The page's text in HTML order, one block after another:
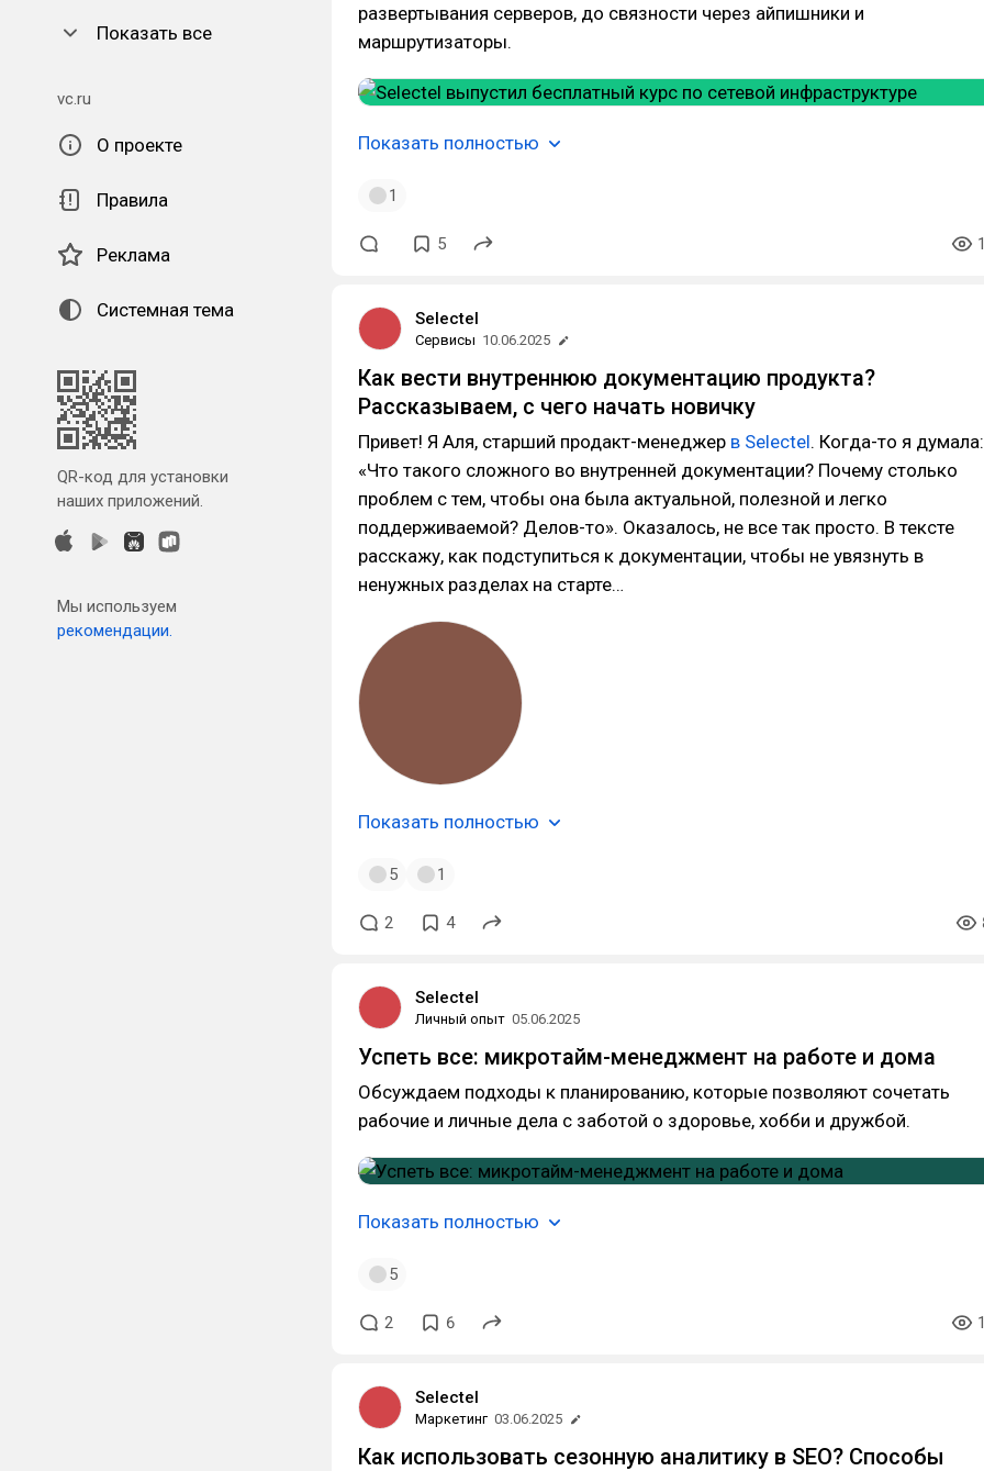
Показать все
vc.ru
О проекте
Правила
Реклама
Системная тема
QR-код для установки
наших приложений.
Мы используем
рекомендации.
развертывания серверов, до связности через айпишники и
маршрутизаторы.
Показать полностью
1
5
Selectel
Сервисы 10.06.2025
Как вести внутреннюю документацию продукта?
Рассказываем, с чего начать новичку
Привет! Я Аля, старший продакт-менеджер в Selectel. Когда-то я думала:
«Что такого сложного во внутренней документации? Почему столько
проблем с тем, чтобы она была актуальной, полезной и легко
поддерживаемой? Делов-то». Оказалось, не все так просто. В тексте
расскажу, как подступиться к документации, чтобы не увязнуть в
ненужных разделах на старте…
Показать полностью
5 1
2 4
Selectel
Личный опыт 05.06.2025
Успеть все: микротайм-менеджмент на работе и дома
Обсуждаем подходы к планированию, которые позволяют сочетать
рабочие и личные дела с заботой о здоровье, хобби и дружбой.
Показать полностью
5
2 6
Selectel
Маркетинг 03.06.2025
Как использовать сезонную аналитику в SEO? Способы